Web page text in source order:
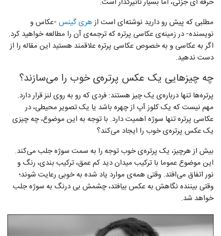
مطلبی که پیش رو دارید نوشته‌ای است از هری گینس -عکاس و
نویسنده- در زمینه‌ی عکاسی پرتره که ترجمه‌ی آن را مطالعه خواهید کرد.
اگر به عکاسی و به خصوص عکاسی پرتره علاقمند هستید این مقاله را از
دست ندهید.
چه چیزهایی یک عکس پرتره‌ی خوب را می‌سازند؟
پرتره‌ها تنها درباره‌ی یک چیز هستند: فردی که رو به روی لنز قرار دارد.
مهم نیست که یک کلوز آپ از چهره باشد یا یک تصویر محیطی، در
عکاسی پرتره تنها سوژه اهمیت دارد. با توجه به این موضوع، چه چیزی
یک عکس پرتره‌ی خوب را ایجاد می‌کند؟
بیش از هرچیز، یک پرتره‌ی خوب توجه را به سمت سوژه جلب می‌کند.
این موضوع عموما با ترکیب میدان دید کم عمق، ترکیب بندی، رنگ و
نور اتفاق می‌افتد. وقتی همه‌ی موارد یاد شده به خوبی رعایت شوند؛
وقتی بیننده نگاهش به عکس بیافتد، چشمش بی درنگ به سوژه جلب
خواهد شد.